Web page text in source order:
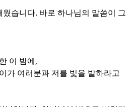
습니다. 바로 하나님의 말씀이 그
이 밤에,
가 여러분과 저를 빛을 발하라고